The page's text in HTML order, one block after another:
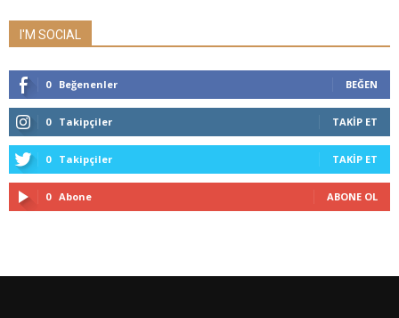
I'M SOCIAL
0 Beğenenler BEĞEN
0 Takipçiler TAKIP ET
0 Takipçiler TAKIP ET
0 Abone ABONE OL